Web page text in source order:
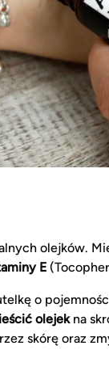
olejków.
E
o
olejekna
skórę oraz